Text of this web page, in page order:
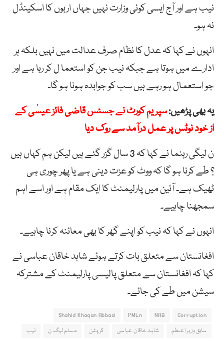
نیب ہے اور آج ایسی کوئی وزارت نہیں جہاں اربوں کا اسکینڈل
نہ ہو۔
انہوں نے کہا کہ عدل کا نظام صرف عدالت میں نہیں بلکہ ہر
ادارے میں ہوتا ہے جبکہ نیب جن کو استعما ل کر رہا ہے اور
جو استعمال ہو رہے ہیں سب کو جوابدہ ہونا ہو گا۔
یہ بھی پڑھیں:سپریم کورٹ نے جسٹس قاضی فائز عیسٰی کے
از خود نوٹس پر عمل درآمد سے روک دیا
ن لیگی رہنما نے کہا کہ 3 سال گزر گئے ہیں لیکن ہم کہاں ہیں
؟ طے کرنا ہو گا کہ ووٹ کو عزت دینی ہے یا پھر چوری ہی
ٹھیک ہے۔ آئین میں پارلیمنٹ کا ایک مقام ہے اور اسے اہم
سمجھنا چاہیے۔
انہوں نے کہا کہ نیب کو اپنے گھر کا بھی معائنہ کرنا چاہیے۔
افغانستان سے متعلق بات کرتے ہوئے شاہد خاقان عباسی نے
کہا کہ افغانستان سے متعلق پالیسی پارلیمنٹ کے مشترکہ
سیشن میں طے کی جائے۔
Corruption
NAB
PMLn
Shahid Khaqan Abbasi
سابق وزیر اعـظم
شاہد خاقان عباسی کرپشن مسلم لیگ ن نیب